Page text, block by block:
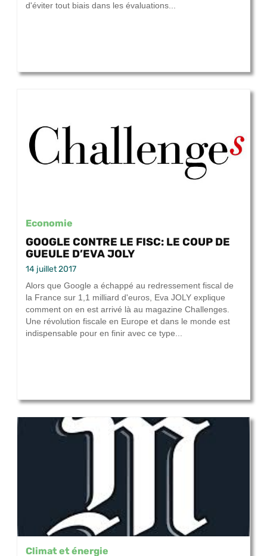
d'éviter tout biais dans les évaluations...
Economie
GOOGLE CONTRE LE FISC: LE COUP DE
GUEULE D’EVA JOLY
14 juillet 2017
Alors que Google a échappé au redressement fiscal de
la France sur 1,1 milliard d'euros, Eva JOLY explique
comment on en est arrivé là au magazine Challenges.
Une révolution fiscale en Europe et dans le monde est
indispensable pour en finir avec ce type...
Climat et énergie